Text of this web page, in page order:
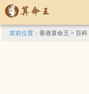
當前位置：香港算命王 >百科